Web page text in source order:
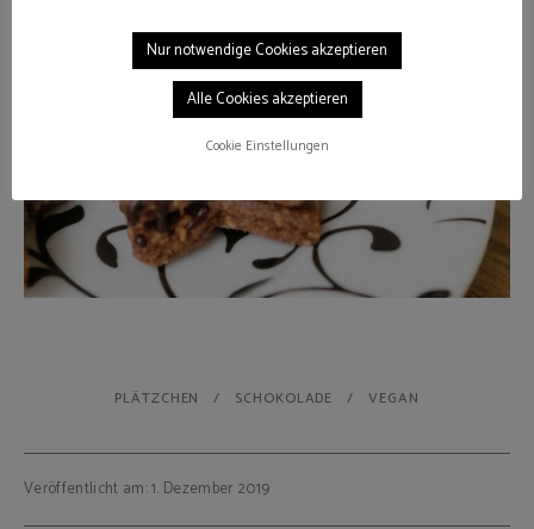
PLÄTZCHEN SCHOKOLADE VEGAN
Veröffentlicht am: 1. Dezember 2019
Nur notwendige Cookies akzeptieren
Alle Cookies akzeptieren
Cookie Einstellungen